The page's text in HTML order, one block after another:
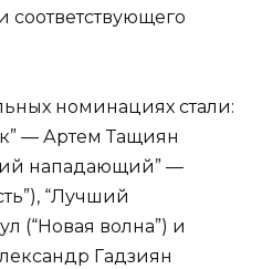
номинациях стали:
— Артем Тащиян
нападающий” —
“Лучший
(“Новая волна”) и
Гадзиян